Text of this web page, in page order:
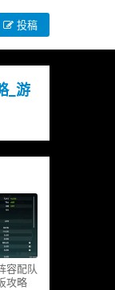
投稿
_游
容配队
攻略